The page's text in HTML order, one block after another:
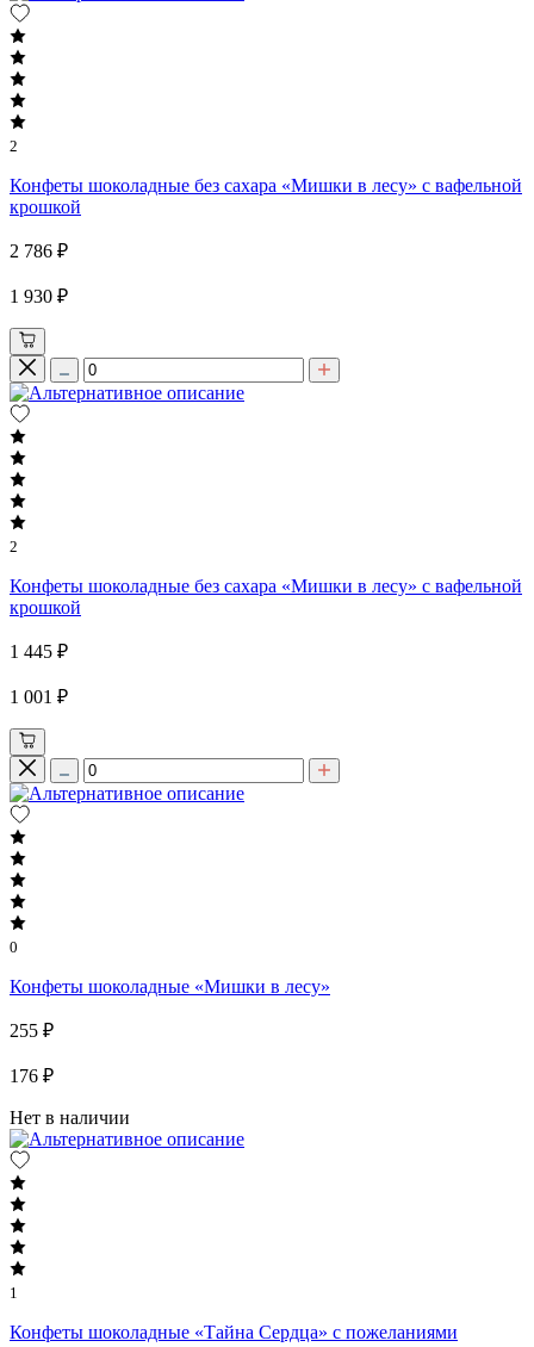
2
Конфеты шоколадные без сахара «Мишки в лесу» с вафельной
крошкой
2 786 ₽
1 930 ₽
2
Конфеты шоколадные без сахара «Мишки в лесу» с вафельной
крошкой
1 445 ₽
1 001 ₽
0
Конфеты шоколадные «Мишки в лесу»
255 ₽
176 ₽
Нет в наличии
1
Конфеты шоколадные «Тайна Сердца» с пожеланиями